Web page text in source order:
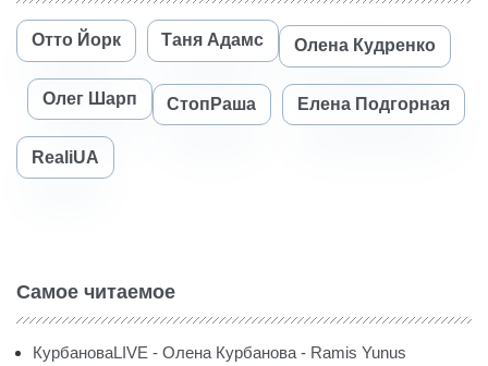
Отто Йорк Таня Адамс Олена Кудренко
Олег Шарп СтопРаша Елена Подгорная
RealiUA
Самое читаемое
КурбановаLIVE - Олена Курбанова - Ramis Yunus